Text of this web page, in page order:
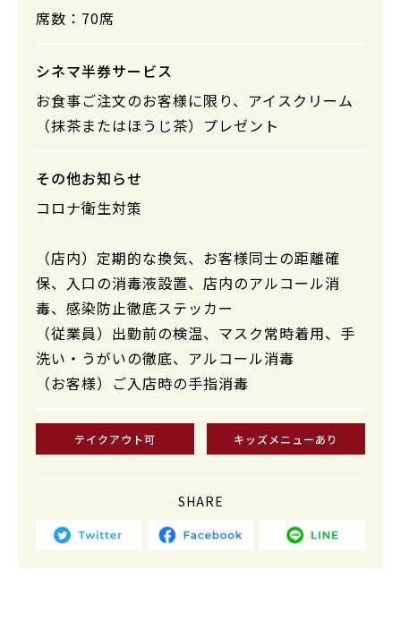
席数：70席
シネマ半券サービス
お食事ご注文のお客様に限り、アイスクリーム
（抹茶またはほうじ茶）プレゼント
その他お知らせ
コロナ衛生対策
（店内）定期的な換気、お客様同士の距離確
保、入口の消毒液設置、店内のアルコール消
毒、感染防止徹底ステッカー
（従業員）出勤前の検温、マスク常時着用、手
洗い・うがいの徹底、アルコール消毒
（お客様）ご入店時の手指消毒
テイクアウト可 キッズメニューあり
SHARE